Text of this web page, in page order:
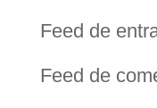
Feed de
Feed de